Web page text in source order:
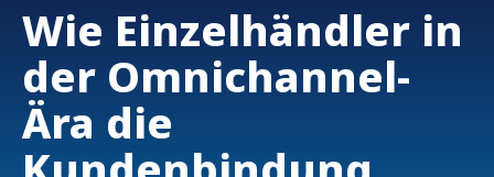
Wie Einzelhändler in
der Omnichannel-
Ära die